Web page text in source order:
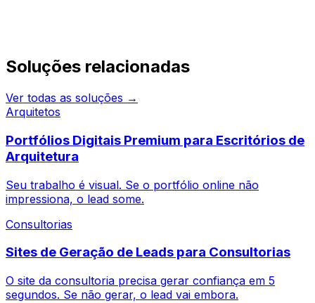
Soluções relacionadas
Ver todas as soluções →
Arquitetos
Portfólios Digitais Premium para Escritórios de
Arquitetura
Seu trabalho é visual. Se o portfólio online não
impressiona, o lead some.
Consultorias
Sites de Geração de Leads para Consultorias
O site da consultoria precisa gerar confiança em 5
segundos. Se não gerar, o lead vai embora.